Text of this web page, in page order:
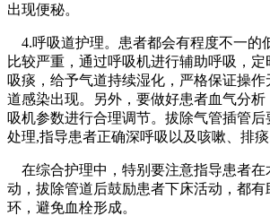
出现便秘。
4.呼吸道护理。患者都会有程度不一的
比较严重，通过呼吸机进行辅助呼吸，
吸痰，给予气道持续湿化，严格保证操作
道感染出现。另外，要做好患者血气分
吸机参数进行合理调节。拔除气管插管后
处理,指导患者正确深呼吸以及咳嗽、排痰
在综合护理中，特别要注意指导患者在
动，拔除管道后鼓励患者下床活动，都
环，避免血栓形成。